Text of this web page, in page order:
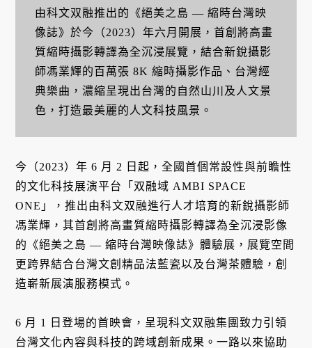
由科文双融推出的《絕美之島 — 縮時台灣映
像誌》於今（2023） 年六月開展， 首創將高畫
質縮時攝影轉譯為全沉浸展覽， 結合新銳攝影
師馮業輝的百萬張 8K 縮時攝影作品、台灣經
典樂曲，濃縮呈現出台灣的自然山川及人文景
色，打造最美麗的人文科技風景。
今（2023）年 6 月 2 日起，全國首個常設性與前瞻性
的文化科技展演平台「双融域 AMBI SPACE
ONE」，推出由科文双融進行人才培育的新銳攝影師
馮業輝，其首創將高畫質縮時攝影轉譯為全沉浸影像
的《絕美之島 — 縮時台灣映像誌》體驗展，展覽空間
更跨界結合台灣文創精品法藍瓷以及台灣茶體驗，創
造嶄新展演服務模式。
6 月 1 日登場的首映會，呈現科文双融集團致力引領
台灣文化內容與科技的跨域創新成果。一路以來協助